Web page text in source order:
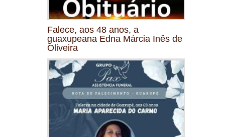
Falece, aos 48 anos, a
guaxupeana Edna Márcia Inês de
Oliveira